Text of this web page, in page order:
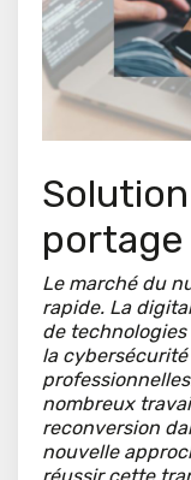
portage
Le marché du
rapide. La
de
la
nombreux
reconversion
nouvelle